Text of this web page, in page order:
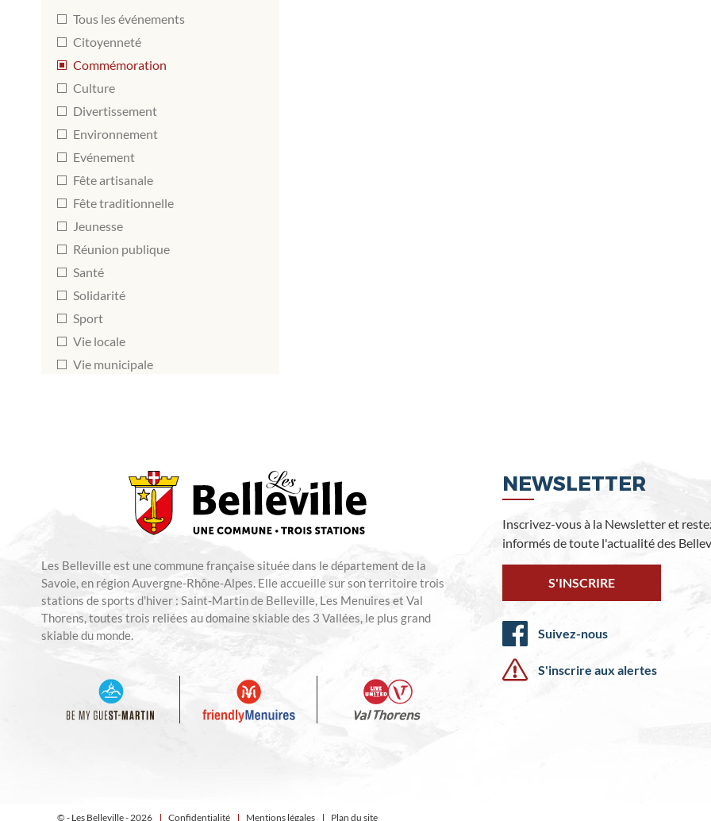
Tous les événements
Citoyenneté
Commémoration
Culture
Divertissement
Environnement
Evénement
Fête artisanale
Fête traditionnelle
Jeunesse
Réunion publique
Santé
Solidarité
Sport
Vie locale
Vie municipale
Les Belleville est une commune française située dans le département de la
Savoie, en région Auvergne-Rhône-Alpes. Elle accueille sur son territoire trois
stations de sports d'hiver : Saint-Martin de Belleville, Les Menuires et Val
Thorens, toutes trois reliées au domaine skiable des 3 Vallées, le plus grand
skiable du monde.
NEWSLETTER
Inscrivez-vous à la Newsletter et
informés de toute l'actualité des
S'INSCRIRE
Suivez-nous
S'inscrire aux alertes
© - Les Belleville - 2026 Confidentialité Mentions légales Plan du site